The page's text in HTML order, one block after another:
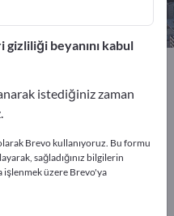
reklam
– İş İletişim
beyanını kabul
istediğiniz zaman
Brevo kullanıyoruz. Bu formu
sağladığınız bilgilerin
işlenmek üzere Brevo'ya